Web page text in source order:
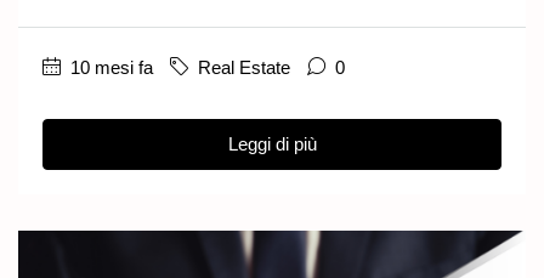
10 mesi fa Real Estate 0
Leggi di più